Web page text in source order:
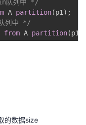
队列中 */
A partition(p1) ;
列中 */
from A partition(p1
的数据size